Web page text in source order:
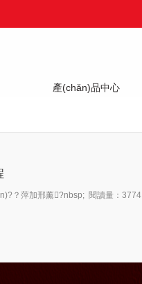
產(chǎn)品中心
？萍加邢薰?nbsp; 閱讀量：3774